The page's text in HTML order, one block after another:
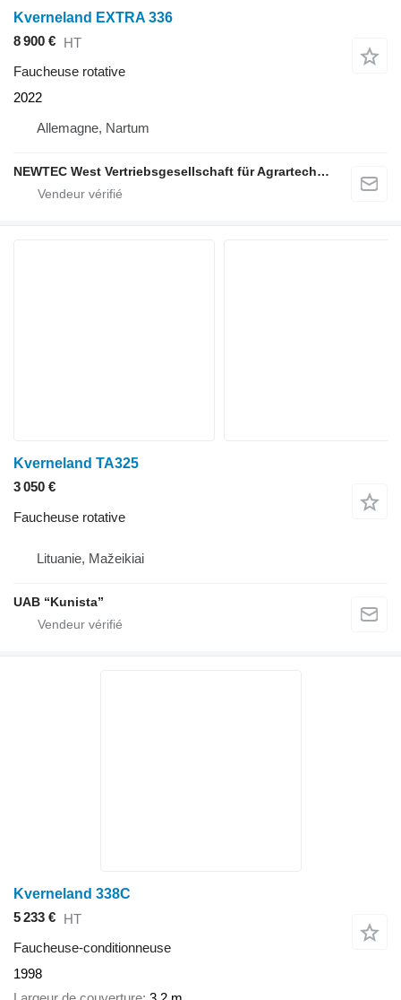
Kverneland EXTRA 336
8 900 € HT
Faucheuse rotative
2022
Allemagne, Nartum
NEWTEC West Vertriebsgesellschaft für Agrartechnik mbH
Kverneland TA325
3 050 €
Faucheuse rotative
Lituanie, Mažeikiai
UAB “Kunista”
Kverneland 338C
5 233 € HT
Faucheuse-conditionneuse
1998